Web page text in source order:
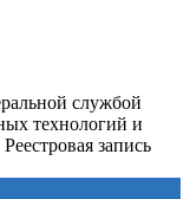
службой
технологий и
запись